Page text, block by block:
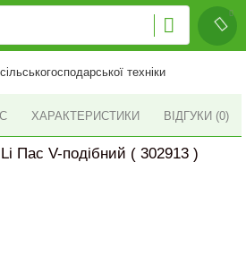
техніки
ХАРАКТЕРИСТИКИ ВІДГУКИ (0)
Пас V-подібний ( 302913 )